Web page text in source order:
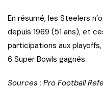
En résumé, les Steelers
depuis 1969 (51 ans), et
participations aux
6 Super Bowls gagnés.
Sources : Pro Football